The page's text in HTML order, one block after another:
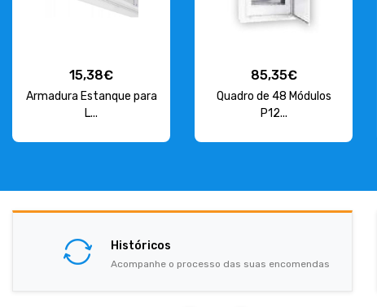
15,38€
Armadura Estanque para
L...
85,35€
Quadro de 48 Módulos
P12...
Históricos
Acompanhe o processo das suas encomendas